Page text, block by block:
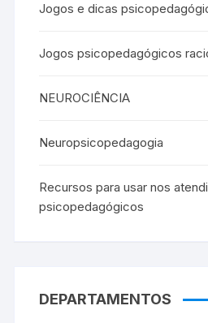
Jogos e dicas
Jogos psicopedagógicos
NEUROCIÊNCIA
Neuropsicopedagogia
Recursos para usar nos
psicopedagógicos
DEPARTAMENTOS